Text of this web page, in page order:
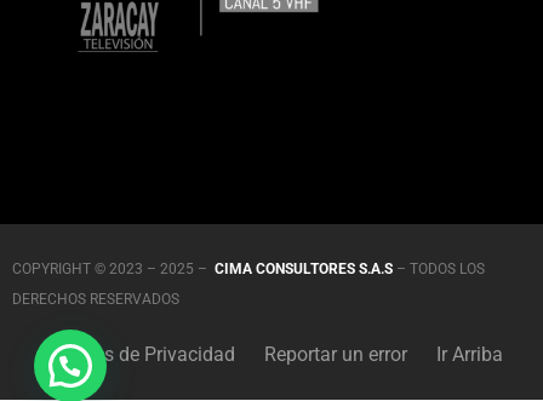
COPYRIGHT © 2023 – 2025 – CIMA CONSULTORES S.A.S – TODOS LOS
DERECHOS RESERVADOS
Políticas de Privacidad Reportar un error Ir Arriba